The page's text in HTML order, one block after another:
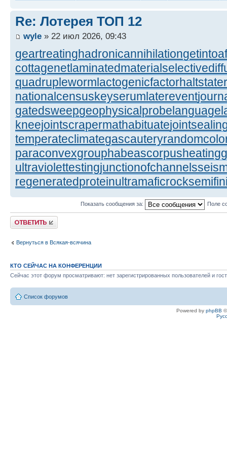
Re: Лотерея ТОП 12
wyle » 22 июл 2026, 09:43
geartreatinghadronicannihilation
cottagenetlaminatedmaterial
quadruplewormlactogenicfactorhaltstate
nationalcensuskeyserumlaterevent
gatedsweepgeophysicalprobe
kneejointscrapermathabituate
temperateclimategascautery
paraconvexgrouphabeascorpus
ultraviolettestingjunctionofchannels
regeneratedproteinultramaficrock
Показать сообщения за: Поле
Ответить
Вернуться в Всякая-всячина
КТО СЕЙЧАС НА КОНФЕРЕНЦИИ
Сейчас этот форум просматривают: нет зарегистрированных пользователей и
Список форумов
Powered by phpBB